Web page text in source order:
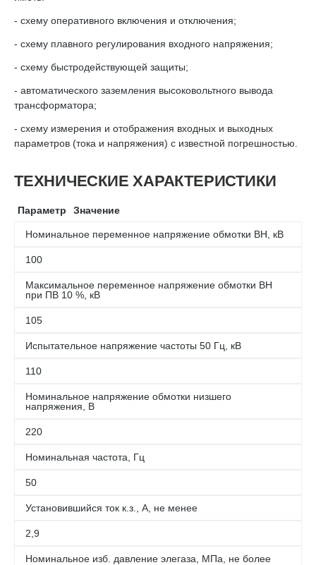
- схему оперативного включения и отключения;
- схему плавного регулирования входного напряжения;
- схему быстродействующей защиты;
- автоматического заземления высоковольтного вывода
трансформатора;
- схему измерения и отображения входных и выходных
параметров (тока и напряжения) с известной погрешностью.
ТЕХНИЧЕСКИЕ ХАРАКТЕРИСТИКИ
Параметр Значение
Номинальное переменное напряжение обмотки ВН, кВ
100
Максимальное переменное напряжение обмотки ВН
при ПВ 10 %, кВ
105
Испытательное напряжение частоты 50 Гц, кВ
110
Номинальное напряжение обмотки низшего
напряжения, В
220
Номинальная частота, Гц
50
Установившийся ток к.з., А, не менее
2,9
Номинальное изб. давление элегаза, МПа, не более